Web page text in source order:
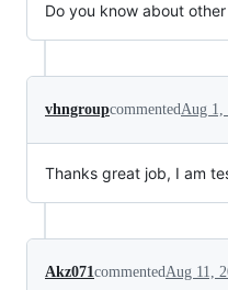
Do you know about
vhngroupcommentedAug 1,
Thanks great job, I am
Akz071commentedAug 11,